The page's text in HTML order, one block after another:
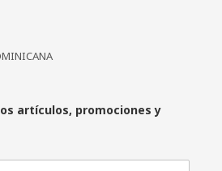
artículos, promociones y